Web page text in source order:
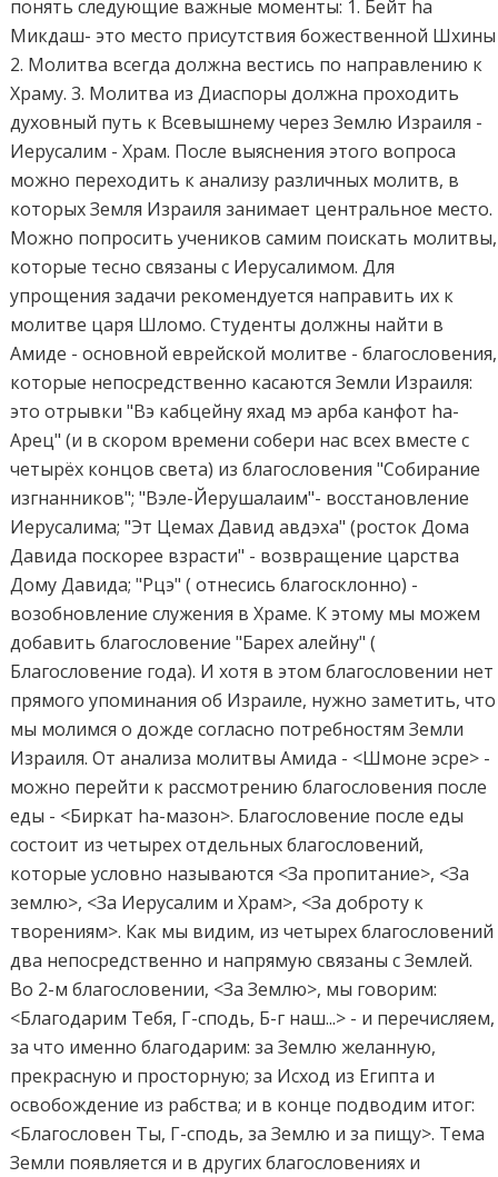
понять следующие важные моменты: 1. Бейт hа
Микдаш- это место присутствия божественной Шхины
2. Молитва всегда должна вестись по направлению к
Храму. 3. Молитва из Диаспоры должна проходить
духовный путь к Всевышнему через Землю Израиля -
Иерусалим - Храм. После выяснения этого вопроса
можно переходить к анализу различных молитв, в
которых Земля Израиля занимает центральное место.
Можно попросить учеников самим поискать молитвы,
которые тесно связаны с Иерусалимом. Для
упрощения задачи рекомендуется направить их к
молитве царя Шломо. Студенты должны найти в
Амиде - основной еврейской молитве - благословения,
которые непосредственно касаются Земли Израиля:
это отрывки "Вэ кабцейну яхад мэ арба канфот hа-
Арец" (и в скором времени собери нас всех вместе с
четырёх концов света) из благословения "Собирание
изгнанников"; "Вэле-Йерушалаим"- восстановление
Иерусалима; "Эт Цемах Давид авдэха" (росток Дома
Давида поскорее взрасти" - возвращение царства
Дому Давида; "Рцэ" ( отнесись благосклонно) -
возобновление служения в Храме. К этому мы можем
добавить благословение "Барех алейну" (
Благословение года). И хотя в этом благословении нет
прямого упоминания об Израиле, нужно заметить, что
мы молимся о дожде согласно потребностям Земли
Израиля. От анализа молитвы Амида - <Шмоне эсре> -
можно перейти к рассмотрению благословения после
еды - <Биркат hа-мазон>. Благословение после еды
состоит из четырех отдельных благословений,
которые условно называются <За пропитание>, <За
землю>, <За Иерусалим и Храм>, <За доброту к
творениям>. Как мы видим, из четырех благословений
два непосредственно и напрямую связаны с Землей.
Во 2-м благословении, <За Землю>, мы говорим:
<Благодарим Тебя, Г-сподь, Б-г наш...> - и перечисляем,
за что именно благодарим: за Землю желанную,
прекрасную и просторную; за Исход из Египта и
освобождение из рабства; и в конце подводим итог:
<Благословен Ты, Г-сподь, за Землю и за пищу>. Тема
Земли появляется и в других благословениях и